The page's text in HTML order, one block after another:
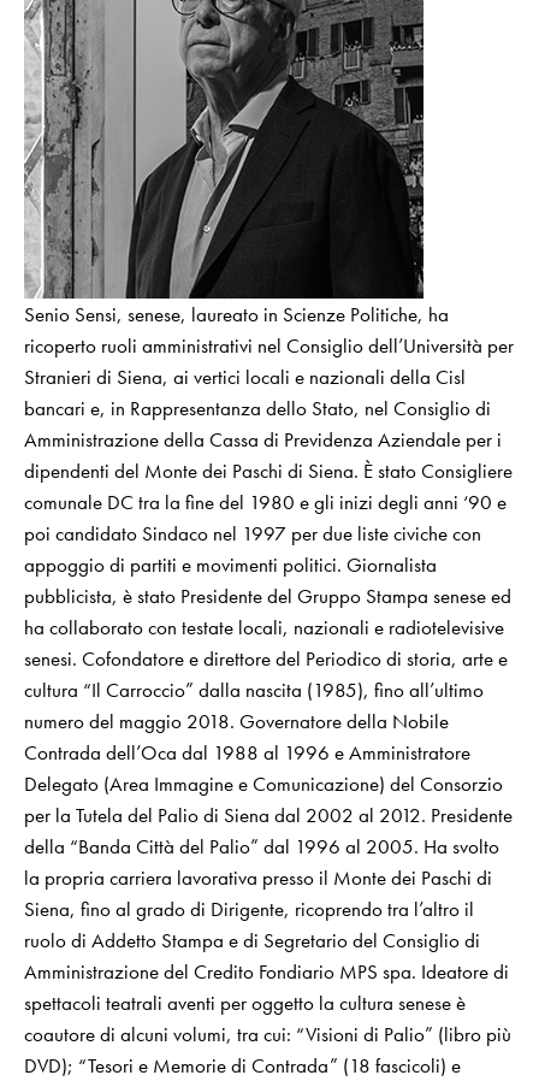
Senio Sensi, senese, laureato in Scienze Politiche, ha
ricoperto ruoli amministrativi nel Consiglio dell’Università per
Stranieri di Siena, ai vertici locali e nazionali della Cisl
bancari e, in Rappresentanza dello Stato, nel Consiglio di
Amministrazione della Cassa di Previdenza Aziendale per i
dipendenti del Monte dei Paschi di Siena. È stato Consigliere
comunale DC tra la fine del 1980 e gli inizi degli anni ‘90 e
poi candidato Sindaco nel 1997 per due liste civiche con
appoggio di partiti e movimenti politici. Giornalista
pubblicista, è stato Presidente del Gruppo Stampa senese ed
ha collaborato con testate locali, nazionali e radiotelevisive
senesi. Cofondatore e direttore del Periodico di storia, arte e
cultura “Il Carroccio” dalla nascita (1985), fino all’ultimo
numero del maggio 2018. Governatore della Nobile
Contrada dell’Oca dal 1988 al 1996 e Amministratore
Delegato (Area Immagine e Comunicazione) del Consorzio
per la Tutela del Palio di Siena dal 2002 al 2012. Presidente
della “Banda Città del Palio” dal 1996 al 2005. Ha svolto
la propria carriera lavorativa presso il Monte dei Paschi di
Siena, fino al grado di Dirigente, ricoprendo tra l’altro il
ruolo di Addetto Stampa e di Segretario del Consiglio di
Amministrazione del Credito Fondiario MPS spa. Ideatore di
spettacoli teatrali aventi per oggetto la cultura senese è
coautore di alcuni volumi, tra cui: “Visioni di Palio” (libro più
DVD); “Tesori e Memorie di Contrada” (18 fascicoli) e